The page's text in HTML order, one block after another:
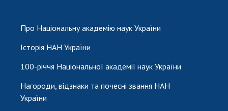
Про Національну академію наук України
Історія НАН України
100-річчя Національної академії наук України
Нагороди, відзнаки та почесні звання НАН
України